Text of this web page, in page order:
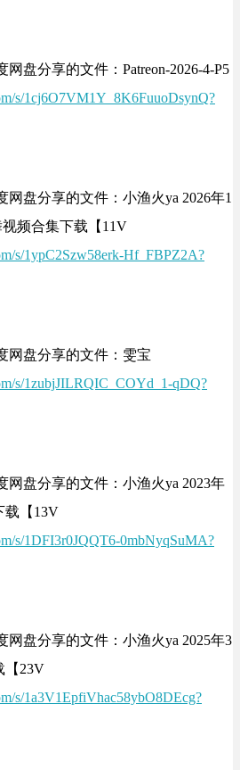
网盘分享的文件：Patreon-2026-4-P5
s/1cj6O7VM1Y_8K6FuuoDsynQ?
网盘分享的文件：小渔火ya 2026年1
频合集下载【11V
s/1ypC2Szw58erk-Hf_FBPZ2A?
网盘分享的文件：雯宝
s/1zubjJILRQIC_COYd_1-qDQ?
网盘分享的文件：小渔火ya 2023年
载【13V
s/1DFI3r0JQQT6-0mbNyqSuMA?
网盘分享的文件：小渔火ya 2025年3
【23V
s/1a3V1EpfiVhac58ybO8DEcg?